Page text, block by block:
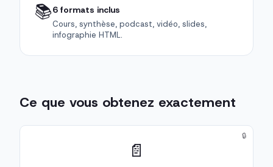
📚6 formats inclus
Cours, synthèse, podcast, vidéo, slides,
infographie HTML.
Ce que vous obtenez exactement
📄
🔒